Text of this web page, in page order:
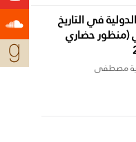
في التاريخ
(منظور حضاري
مصطفى